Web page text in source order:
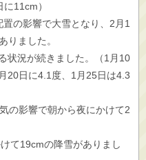
11cm）
の影響で大雪となり、2月1
りました。
状況が続きました。（1月10
20日に4.1度、1月25日は4.3
の影響で朝から夜にかけて2
て19cmの降雪がありまし